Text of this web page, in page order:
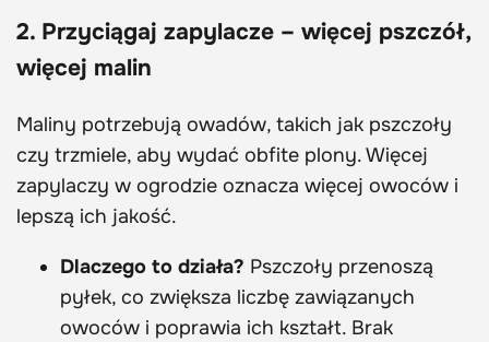
2. Przyciągaj zapylacze – więcej pszczół,
więcej malin
Maliny potrzebują owadów, takich jak pszczoły
czy trzmiele, aby wydać obfite plony. Więcej
zapylaczy w ogrodzie oznacza więcej owoców i
lepszą ich jakość.
Dlaczego to działa? Pszczoły przenoszą
pyłek, co zwiększa liczbę zawiązanych
owoców i poprawia ich kształt. Brak